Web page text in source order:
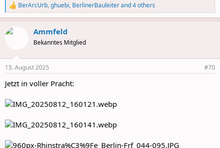
R
e
a
c
s
BerArcUrb,ghuebi, BerlinerBauleiterand 4 others
Ammfeld
Bekanntes Mitglied
13. August 2025 #70
Jetzt in voller Pracht: